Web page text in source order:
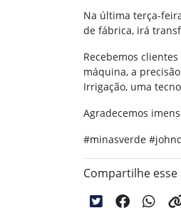
Na última terça-
de fábrica, irá
Recebemos
máquina, a
Irrigação, uma
Agradecemos
#minasverde
Compartilhe